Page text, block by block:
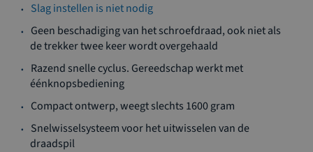
Slag instellen is niet nodig
Geen beschadiging van het schroefdraad, ook niet als
de trekker twee keer wordt overgehaald
Razend snelle cyclus. Gereedschap werkt met
éénknopsbediening
Compact ontwerp, weegt slechts 1600 gram
Snelwisselsysteem voor het uitwisselen van de
draadspil